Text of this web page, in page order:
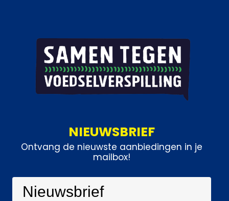
NIEUWSBRIEF
Ontvang de nieuwste aanbiedingen in je
mailbox!
Nieuwsbrief